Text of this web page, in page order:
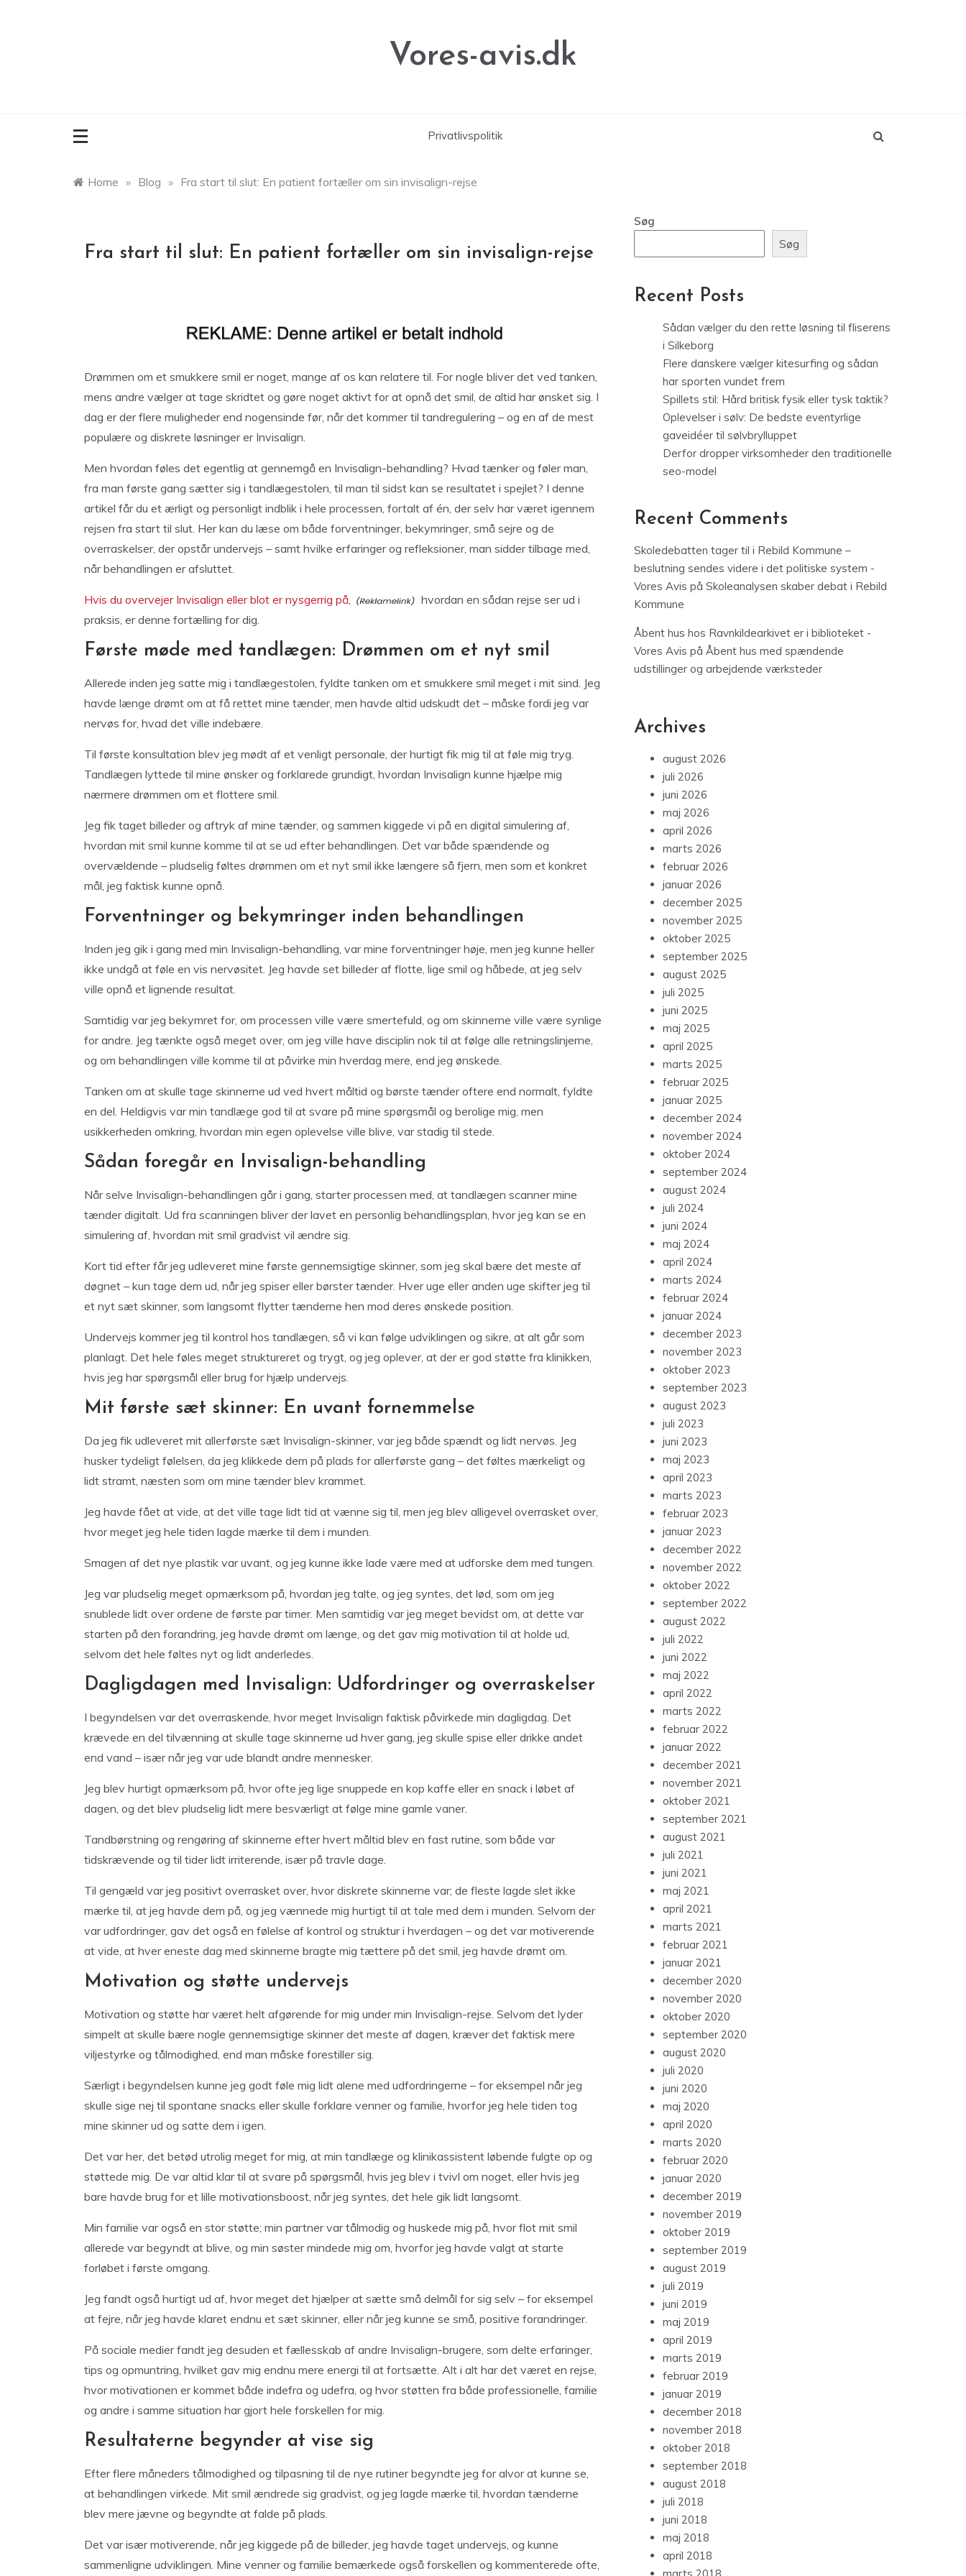
Vores-avis.dk
Privatlivspolitik
Home » Blog » Fra start til slut: En patient fortæller om sin invisalign-rejse
Fra start til slut: En patient fortæller om sin invisalign-rejse
Drømmen om et smukkere smil er noget, mange af os kan relatere til. For nogle bliver det ved tanken,
mens andre vælger at tage skridtet og gøre noget aktivt for at opnå det smil, de altid har ønsket sig. I
dag er der flere muligheder end nogensinde før, når det kommer til tandregulering – og en af de mest
populære og diskrete løsninger er Invisalign.
Men hvordan føles det egentlig at gennemgå en Invisalign-behandling? Hvad tænker og føler man,
fra man første gang sætter sig i tandlægestolen, til man til sidst kan se resultatet i spejlet? I denne
artikel får du et ærligt og personligt indblik i hele processen, fortalt af én, der selv har været igennem
rejsen fra start til slut. Her kan du læse om både forventninger, bekymringer, små sejre og de
overraskelser, der opstår undervejs – samt hvilke erfaringer og refleksioner, man sidder tilbage med,
når behandlingen er afsluttet.
Hvis du overvejer Invisalign eller blot er nysgerrig på,
hvordan en sådan rejse ser ud i
praksis, er denne fortælling for dig.
Første møde med tandlægen: Drømmen om et nyt smil
Allerede inden jeg satte mig i tandlægestolen, fyldte tanken om et smukkere smil meget i mit sind. Jeg
havde længe drømt om at få rettet mine tænder, men havde altid udskudt det – måske fordi jeg var
nervøs for, hvad det ville indebære.
Til første konsultation blev jeg mødt af et venligt personale, der hurtigt fik mig til at føle mig tryg.
Tandlægen lyttede til mine ønsker og forklarede grundigt, hvordan Invisalign kunne hjælpe mig
nærmere drømmen om et flottere smil.
Jeg fik taget billeder og aftryk af mine tænder, og sammen kiggede vi på en digital simulering af,
hvordan mit smil kunne komme til at se ud efter behandlingen. Det var både spændende og
overvældende – pludselig føltes drømmen om et nyt smil ikke længere så fjern, men som et konkret
mål, jeg faktisk kunne opnå.
Forventninger og bekymringer inden behandlingen
Inden jeg gik i gang med min Invisalign-behandling, var mine forventninger høje, men jeg kunne heller
ikke undgå at føle en vis nervøsitet. Jeg havde set billeder af flotte, lige smil og håbede, at jeg selv
ville opnå et lignende resultat.
Samtidig var jeg bekymret for, om processen ville være smertefuld, og om skinnerne ville være synlige
for andre. Jeg tænkte også meget over, om jeg ville have disciplin nok til at følge alle retningslinjerne,
og om behandlingen ville komme til at påvirke min hverdag mere, end jeg ønskede.
Tanken om at skulle tage skinnerne ud ved hvert måltid og børste tænder oftere end normalt, fyldte
en del. Heldigvis var min tandlæge god til at svare på mine spørgsmål og berolige mig, men
usikkerheden omkring, hvordan min egen oplevelse ville blive, var stadig til stede.
Sådan foregår en Invisalign-behandling
Når selve Invisalign-behandlingen går i gang, starter processen med, at tandlægen scanner mine
tænder digitalt. Ud fra scanningen bliver der lavet en personlig behandlingsplan, hvor jeg kan se en
simulering af, hvordan mit smil gradvist vil ændre sig.
Kort tid efter får jeg udleveret mine første gennemsigtige skinner, som jeg skal bære det meste af
døgnet – kun tage dem ud, når jeg spiser eller børster tænder. Hver uge eller anden uge skifter jeg til
et nyt sæt skinner, som langsomt flytter tænderne hen mod deres ønskede position.
Undervejs kommer jeg til kontrol hos tandlægen, så vi kan følge udviklingen og sikre, at alt går som
planlagt. Det hele føles meget struktureret og trygt, og jeg oplever, at der er god støtte fra klinikken,
hvis jeg har spørgsmål eller brug for hjælp undervejs.
Mit første sæt skinner: En uvant fornemmelse
Da jeg fik udleveret mit allerførste sæt Invisalign-skinner, var jeg både spændt og lidt nervøs. Jeg
husker tydeligt følelsen, da jeg klikkede dem på plads for allerførste gang – det føltes mærkeligt og
lidt stramt, næsten som om mine tænder blev krammet.
Jeg havde fået at vide, at det ville tage lidt tid at vænne sig til, men jeg blev alligevel overrasket over,
hvor meget jeg hele tiden lagde mærke til dem i munden.
Smagen af det nye plastik var uvant, og jeg kunne ikke lade være med at udforske dem med tungen.
Jeg var pludselig meget opmærksom på, hvordan jeg talte, og jeg syntes, det lød, som om jeg
snublede lidt over ordene de første par timer. Men samtidig var jeg meget bevidst om, at dette var
starten på den forandring, jeg havde drømt om længe, og det gav mig motivation til at holde ud,
selvom det hele føltes nyt og lidt anderledes.
Dagligdagen med Invisalign: Udfordringer og overraskelser
I begyndelsen var det overraskende, hvor meget Invisalign faktisk påvirkede min dagligdag. Det
krævede en del tilvænning at skulle tage skinnerne ud hver gang, jeg skulle spise eller drikke andet
end vand – især når jeg var ude blandt andre mennesker.
Jeg blev hurtigt opmærksom på, hvor ofte jeg lige snuppede en kop kaffe eller en snack i løbet af
dagen, og det blev pludselig lidt mere besværligt at følge mine gamle vaner.
Tandbørstning og rengøring af skinnerne efter hvert måltid blev en fast rutine, som både var
tidskrævende og til tider lidt irriterende, især på travle dage.
Til gengæld var jeg positivt overrasket over, hvor diskrete skinnerne var; de fleste lagde slet ikke
mærke til, at jeg havde dem på, og jeg vænnede mig hurtigt til at tale med dem i munden. Selvom der
var udfordringer, gav det også en følelse af kontrol og struktur i hverdagen – og det var motiverende
at vide, at hver eneste dag med skinnerne bragte mig tættere på det smil, jeg havde drømt om.
Motivation og støtte undervejs
Motivation og støtte har været helt afgørende for mig under min Invisalign-rejse. Selvom det lyder
simpelt at skulle bære nogle gennemsigtige skinner det meste af dagen, kræver det faktisk mere
viljestyrke og tålmodighed, end man måske forestiller sig.
Særligt i begyndelsen kunne jeg godt føle mig lidt alene med udfordringerne – for eksempel når jeg
skulle sige nej til spontane snacks eller skulle forklare venner og familie, hvorfor jeg hele tiden tog
mine skinner ud og satte dem i igen.
Det var her, det betød utrolig meget for mig, at min tandlæge og klinikassistent løbende fulgte op og
støttede mig. De var altid klar til at svare på spørgsmål, hvis jeg blev i tvivl om noget, eller hvis jeg
bare havde brug for et lille motivationsboost, når jeg syntes, det hele gik lidt langsomt.
Min familie var også en stor støtte; min partner var tålmodig og huskede mig på, hvor flot mit smil
allerede var begyndt at blive, og min søster mindede mig om, hvorfor jeg havde valgt at starte
forløbet i første omgang.
Jeg fandt også hurtigt ud af, hvor meget det hjælper at sætte små delmål for sig selv – for eksempel
at fejre, når jeg havde klaret endnu et sæt skinner, eller når jeg kunne se små, positive forandringer.
På sociale medier fandt jeg desuden et fællesskab af andre Invisalign-brugere, som delte erfaringer,
tips og opmuntring, hvilket gav mig endnu mere energi til at fortsætte. Alt i alt har det været en rejse,
hvor motivationen er kommet både indefra og udefra, og hvor støtten fra både professionelle, familie
og andre i samme situation har gjort hele forskellen for mig.
Resultaterne begynder at vise sig
Efter flere måneders tålmodighed og tilpasning til de nye rutiner begyndte jeg for alvor at kunne se,
at behandlingen virkede. Mit smil ændrede sig gradvist, og jeg lagde mærke til, hvordan tænderne
blev mere jævne og begyndte at falde på plads.
Det var især motiverende, når jeg kiggede på de billeder, jeg havde taget undervejs, og kunne
sammenligne udviklingen. Mine venner og familie bemærkede også forskellen og kommenterede ofte,
Søg
Søg
Recent Posts
Sådan vælger du den rette løsning til fliserens
i Silkeborg
Flere danskere vælger kitesurfing og sådan
har sporten vundet frem
Spillets stil: Hård britisk fysik eller tysk taktik?
Oplevelser i sølv: De bedste eventyrlige
gaveidéer til sølvbrylluppet
Derfor dropper virksomheder den traditionelle
seo-model
Recent Comments
Skoledebatten tager til i Rebild Kommune –
beslutning sendes videre i det politiske system -
Vores Avis på Skoleanalysen skaber debat i Rebild
Kommune
Åbent hus hos Ravnkildearkivet er i biblioteket -
Vores Avis på Åbent hus med spændende
udstillinger og arbejdende værksteder
Archives
august 2026
juli 2026
juni 2026
maj 2026
april 2026
marts 2026
februar 2026
januar 2026
december 2025
november 2025
oktober 2025
september 2025
august 2025
juli 2025
juni 2025
maj 2025
april 2025
marts 2025
februar 2025
januar 2025
december 2024
november 2024
oktober 2024
september 2024
august 2024
juli 2024
juni 2024
maj 2024
april 2024
marts 2024
februar 2024
januar 2024
december 2023
november 2023
oktober 2023
september 2023
august 2023
juli 2023
juni 2023
maj 2023
april 2023
marts 2023
februar 2023
januar 2023
december 2022
november 2022
oktober 2022
september 2022
august 2022
juli 2022
juni 2022
maj 2022
april 2022
marts 2022
februar 2022
januar 2022
december 2021
november 2021
oktober 2021
september 2021
august 2021
juli 2021
juni 2021
maj 2021
april 2021
marts 2021
februar 2021
januar 2021
december 2020
november 2020
oktober 2020
september 2020
august 2020
juli 2020
juni 2020
maj 2020
april 2020
marts 2020
februar 2020
januar 2020
december 2019
november 2019
oktober 2019
september 2019
august 2019
juli 2019
juni 2019
maj 2019
april 2019
marts 2019
februar 2019
januar 2019
december 2018
november 2018
oktober 2018
september 2018
august 2018
juli 2018
juni 2018
maj 2018
april 2018